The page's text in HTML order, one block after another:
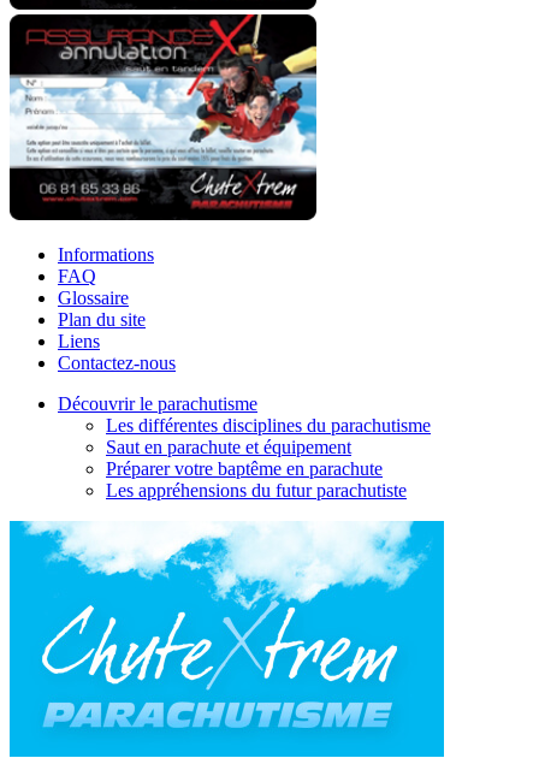
Informations
FAQ
Glossaire
Plan du site
Liens
Contactez-nous
Découvrir le parachutisme
Les différentes disciplines du parachutisme
Saut en parachute et équipement
Préparer votre baptême en parachute
Les appréhensions du futur parachutiste